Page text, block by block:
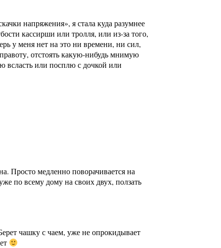
напряжения», я стала куда разумнее
кассирши или тролля, или из-за того,
у меня нет на это ни времени, ни сил,
отстоять какую-нибудь мнимую
всласть или посплю с дочкой или
Просто медленно поворачивается на
по всему дому на своих двух, ползать
чашку с чаем, уже не опрокидывает